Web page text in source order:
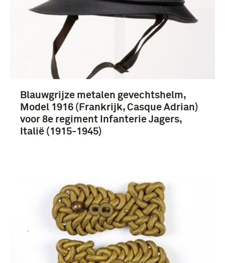
Blauwgrijze metalen gevechtshelm,
Model 1916 (Frankrijk, Casque Adrian)
voor 8e regiment Infanterie Jagers,
Italië (1915-1945)